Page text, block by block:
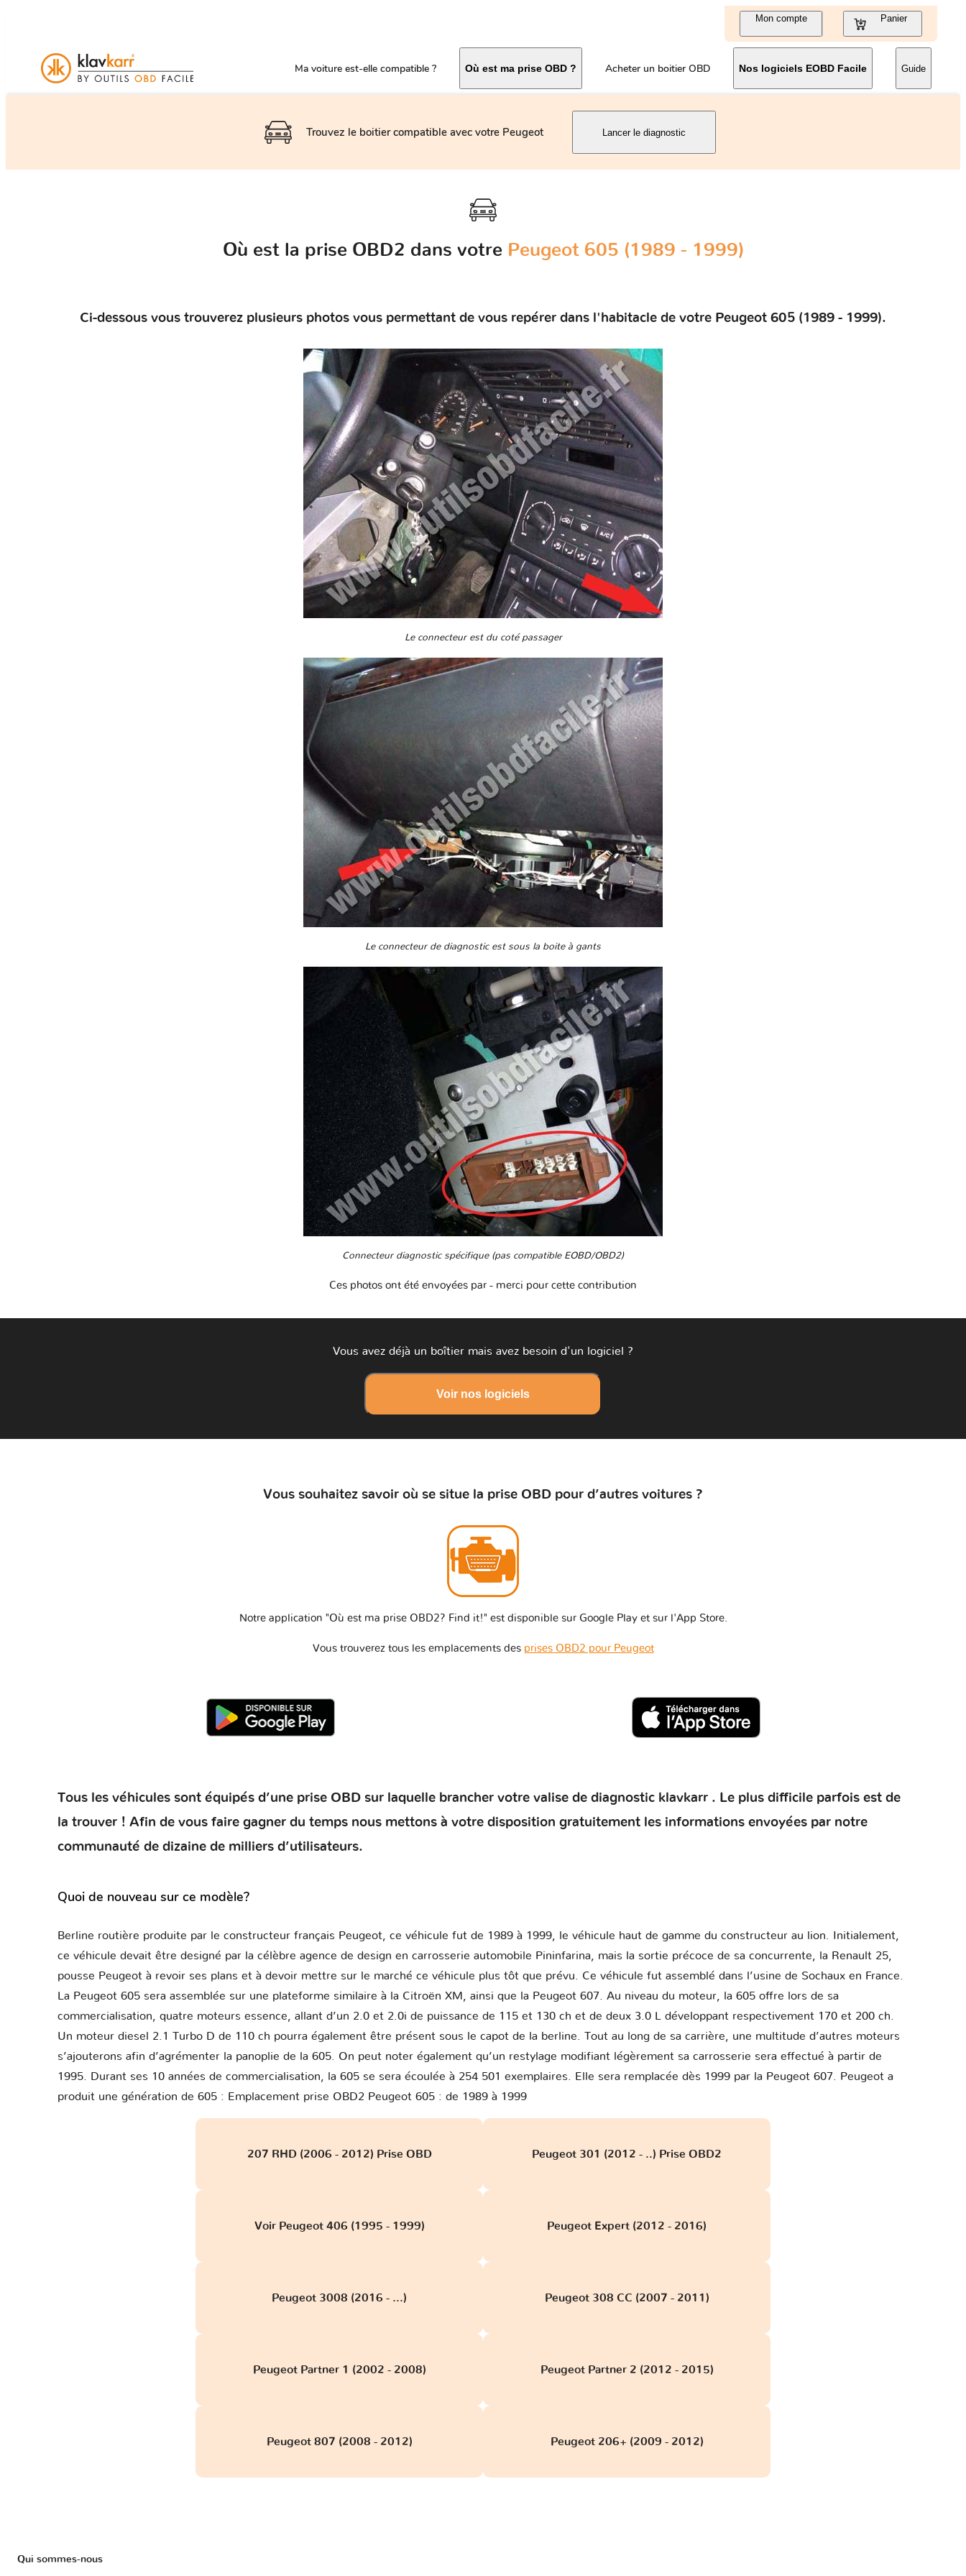
Mon compte Panier
Ma voiture est-elle compatible ? Où est ma prise OBD ? Acheter un boitier OBD Nos logiciels EOBD Facile Guide
Trouvez le boitier compatible avec votre Peugeot Lancer le diagnostic
Où est la prise OBD2 dans votre Peugeot 605 (1989 - 1999)
Ci-dessous vous trouverez plusieurs photos vous permettant de vous repérer dans l'habitacle de votre Peugeot 605 (1989 - 1999).
Le connecteur est du coté passager
Le connecteur de diagnostic est sous la boite à gants
Connecteur diagnostic spécifique (pas compatible EOBD/OBD2)
Ces photos ont été envoyées par - merci pour cette contribution
Vous avez déjà un boîtier mais avez besoin d'un logiciel ?
Voir nos logiciels
Vous souhaitez savoir où se situe la prise OBD pour d’autres voitures ?
Notre application "Où est ma prise OBD2? Find it!" est disponible sur Google Play et sur l'App Store.
Vous trouverez tous les emplacements des prises OBD2 pour Peugeot
Tous les véhicules sont équipés d’une prise OBD sur laquelle brancher votre valise de diagnostic klavkarr . Le plus difficile parfois est de
la trouver ! Afin de vous faire gagner du temps nous mettons à votre disposition gratuitement les informations envoyées par notre
communauté de dizaine de milliers d’utilisateurs.
Quoi de nouveau sur ce modèle?
Berline routière produite par le constructeur français Peugeot, ce véhicule fut de 1989 à 1999, le véhicule haut de gamme du constructeur au lion. Initialement,
ce véhicule devait être designé par la célèbre agence de design en carrosserie automobile Pininfarina, mais la sortie précoce de sa concurrente, la Renault 25,
pousse Peugeot à revoir ses plans et à devoir mettre sur le marché ce véhicule plus tôt que prévu. Ce véhicule fut assemblé dans l’usine de Sochaux en France.
La Peugeot 605 sera assemblée sur une plateforme similaire à la Citroën XM, ainsi que la Peugeot 607. Au niveau du moteur, la 605 offre lors de sa
commercialisation, quatre moteurs essence, allant d’un 2.0 et 2.0i de puissance de 115 et 130 ch et de deux 3.0 L développant respectivement 170 et 200 ch.
Un moteur diesel 2.1 Turbo D de 110 ch pourra également être présent sous le capot de la berline. Tout au long de sa carrière, une multitude d’autres moteurs
s’ajouterons afin d’agrémenter la panoplie de la 605. On peut noter également qu’un restylage modifiant légèrement sa carrosserie sera effectué à partir de
1995. Durant ses 10 années de commercialisation, la 605 se sera écoulée à 254 501 exemplaires. Elle sera remplacée dès 1999 par la Peugeot 607. Peugeot a
produit une génération de 605 : Emplacement prise OBD2 Peugeot 605 : de 1989 à 1999
207 RHD (2006 - 2012) Prise OBD Peugeot 301 (2012 - ..) Prise OBD2
Voir Peugeot 406 (1995 - 1999) Peugeot Expert (2012 - 2016)
Peugeot 3008 (2016 - ...) Peugeot 308 CC (2007 - 2011)
Peugeot Partner 1 (2002 - 2008) Peugeot Partner 2 (2012 - 2015)
Peugeot 807 (2008 - 2012) Peugeot 206+ (2009 - 2012)
Qui sommes-nous